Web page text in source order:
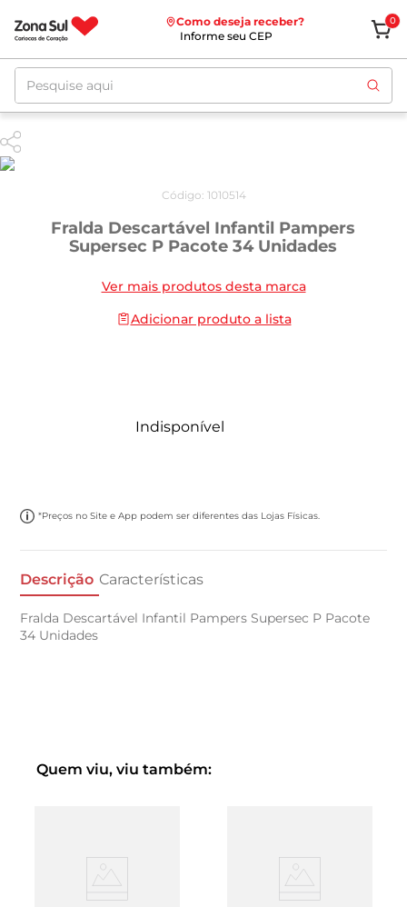
Como deseja receber?
Informe seu CEP
0
Pesquise aqui
Código: 1010514
Fralda Descartável Infantil Pampers
Supersec P Pacote 34 Unidades
Ver mais produtos desta marca
Adicionar produto a lista
Indisponível
*Preços no Site e App podem ser diferentes das Lojas Físicas.
Descrição Características
Fralda Descartável Infantil Pampers Supersec P Pacote
34 Unidades
Quem viu, viu também: